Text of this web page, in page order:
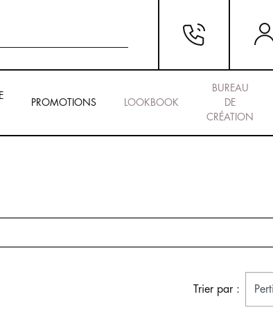
PROMOTIONS LOOKBOOK
BUREAU
DE
CRÉATION
Trier par :